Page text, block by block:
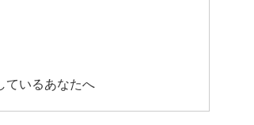
ているあなたへ